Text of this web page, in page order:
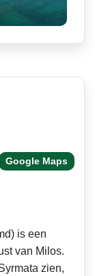
Google Maps
is een
van Milos.
zien,